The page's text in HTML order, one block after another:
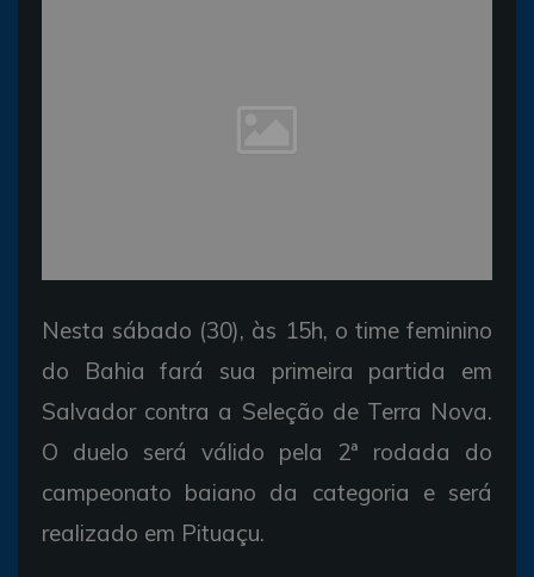
Nesta sábado (30), às 15h, o time feminino
do Bahia fará sua primeira partida em
Salvador contra a Seleção de Terra Nova.
O duelo será válido pela 2ª rodada do
campeonato baiano da categoria e será
realizado em Pituaçu.